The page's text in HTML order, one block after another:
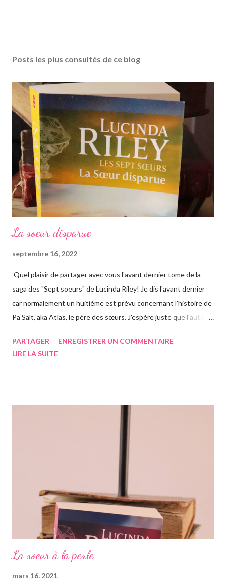
Posts les plus consultés de ce blog
La soeur disparue
septembre 16, 2022
Quel plaisir de partager avec vous l'avant dernier tome de la
saga des "Sept soeurs" de Lucinda Riley! Je dis l'avant dernier
car normalement un huitième est prévu concernant l'histoire de
Pa Salt, aka Atlas, le père des sœurs. J'espère juste que l'auteur
Chose que j'ai d'ailleurs apprise en commençant le roman, ça m'a
rapidement, un vieil homme de plus de quatre-vingts-ans a
adopté six filles, issues de ses voyages qu'il élève à Genève en
également par Marina, appelée Ma, leur gouvernante/nounou
PARTAGER
ENREGISTRER UN COMMENTAIRE
LIRE LA SUITE
La soeur à la perle
mars 16, 2021